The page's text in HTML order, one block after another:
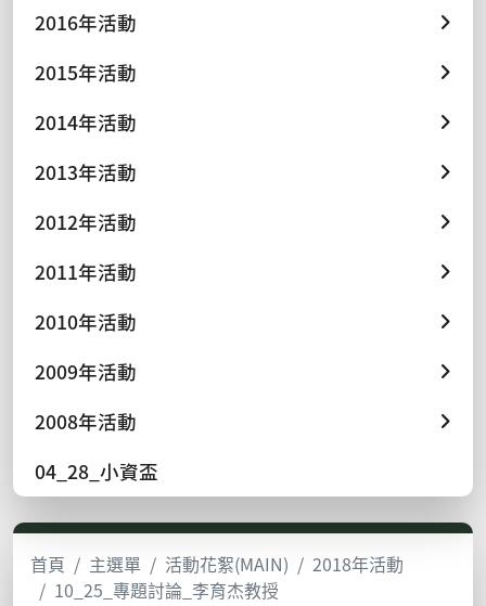
2016年活動
2015年活動
2014年活動
2013年活動
2012年活動
2011年活動
2010年活動
2009年活動
2008年活動
04_28_小資盃
首頁 主選單 活動花絮(MAIN)
2018年活動
10_25_專題討論_李育杰教授